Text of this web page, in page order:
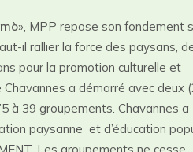
», MPP repose son fondement
il rallier la force des paysans,
pour la promotion culturelle et
a démarré avec deux
à 39 groupements. Chavannes a
paysanne et d’éducation